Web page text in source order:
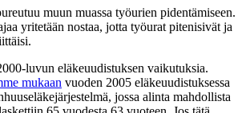
muun muassa työurien pidentämiseen.
yritetään nostaa, jotta työurat pitenisivät ja
luvun eläkeuudistuksen vaikutuksia.
mukaan vuoden 2005 eläkeuudistuksessa
jossa alinta mahdollista